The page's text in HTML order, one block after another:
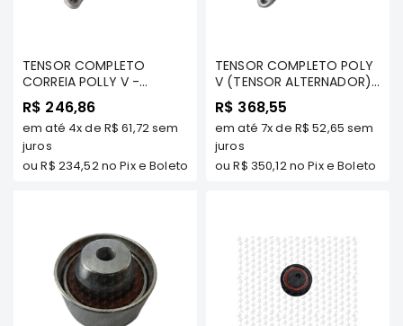
Acessórios
ASX
Transmissão
TENSOR COMPLETO
CORREIA POLLY V -
AIRTREK 2.4 16V 2003 A
2008 TODOS MODELOS/
GRANDIS 2.4 2005 A 2008
TODOS MODELOS -
TENACITY - ABTMI1001
R$ 246,86
em até 4xde R$ 61,72sem
juros
ouR$ 234,52no Pix e Boleto
TENSOR COMPLETO POLY
V (TENSOR ALTERNADOR)
- AIRTREK (TODOS OS
MODELOS)/ GRANDIS 2.4
16v (TODOS OS
MODELOS) - VTO
R$ 368,55
em até 7xde R$ 52,65 sem
juros
ouR$ 350,12no Pix e Boleto